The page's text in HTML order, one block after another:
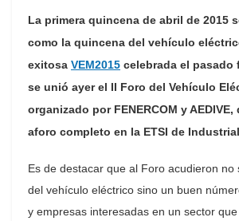
La primera quincena de abril de 2015
como la quincena del vehículo
exitosa VEM2015 celebrada el pasado
se unió ayer el II Foro del Vehículo
organizado por FENERCOM y
aforo completo en la ETSI de
Es de destacar que al Foro acudieron no
del vehículo eléctrico sino un buen
y empresas interesadas en un sector